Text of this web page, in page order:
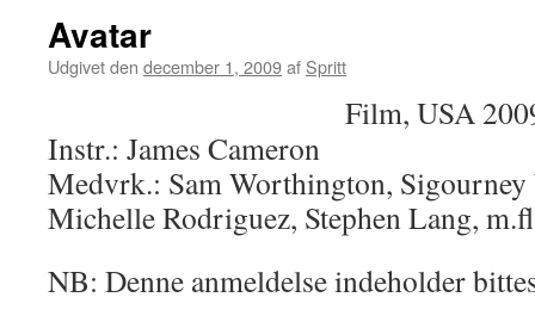
Avatar
Udgivet den december 1, 2009af Spritt
Film, USA
Instr.: James Cameron
Medvrk.: Sam Worthington, Sigourney
Michelle Rodriguez, Stephen Lang,
NB: Denne anmeldelse indeholder